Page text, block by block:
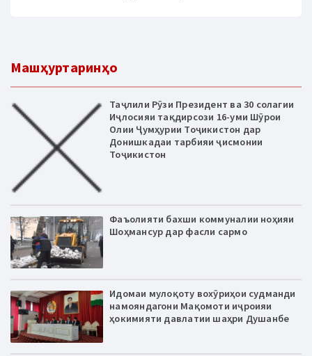
Машҳуртаринҳо
Таҷлили Рӯзи Президент ва 30 солагии
Иҷлосияи тақдирсози 16-уми Шӯрои
Олии Ҷумҳурии Тоҷикистон дар
Донишкадаи тарбияи ҷисмонии
Тоҷикистон
Фаъолияти бахши коммуналии ноҳияи
Шоҳмансур дар фасли сармо
Идомаи мулоқоту вохӯриҳои судманди
намояндагони Мақомоти иҷроияи
ҳокимияти давлатии шаҳри Душанбе